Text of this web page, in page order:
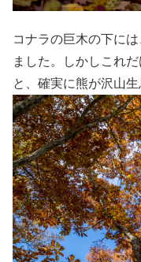
コナラの巨木の下に
ました。しかしこれ
と、確実に熊が沢山